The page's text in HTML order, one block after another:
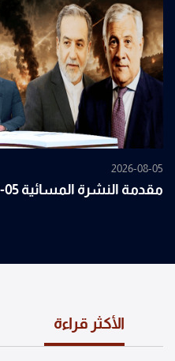
2026-08-05
مقدمة النشرة المسائية 05-08-2026
الأكثر قراءة